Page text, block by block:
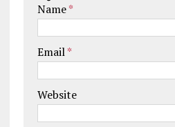
Name*
Email*
Website